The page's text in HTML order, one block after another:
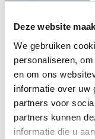
Deze website
We gebruiken
personaliseren,
en om ons
informatie over uw
partners voor
partners kunnen
informatie die u
OPA.
In artikel 6.9
de speler
Wit heeft dus
Het Kasteel